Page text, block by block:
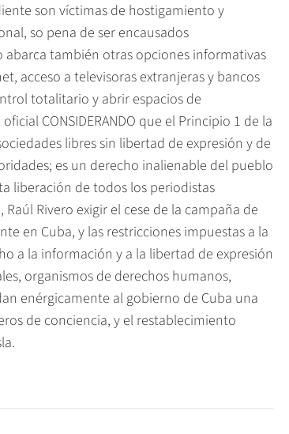
son víctimas de hostigamiento y
so pena de ser encausados
abarca también otras opciones informativas
acceso a televisoras extranjeras y bancos
totalitario y abrir espacios de
CONSIDERANDO que el Principio 1 de la
libres sin libertad de expresión y de
es un derecho inalienable del pueblo
liberación de todos los periodistas
Rivero exigir el cese de la campaña de
en Cuba, y las restricciones impuestas a la
a la información y a la libertad de expresión
organismos de derechos humanos,
enérgicamente al gobierno de Cuba una
de conciencia, y el restablecimiento